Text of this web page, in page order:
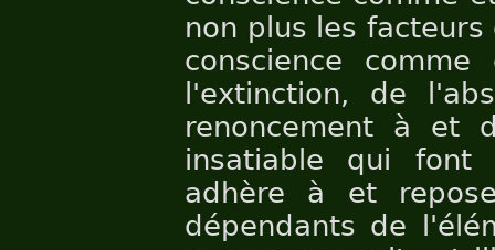
non plus les
conscience
l'extinction, de
renoncement à et
insatiable qui
adhère à et
dépendants de